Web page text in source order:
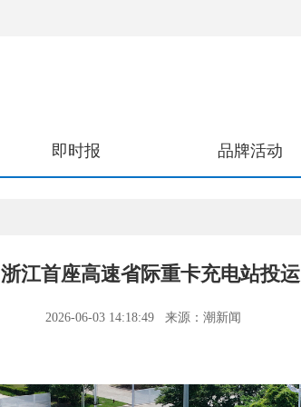
即时报 品牌活动
浙江首座高速省际重卡充电站投运
2026-06-03 14:18:49 来源：潮新闻